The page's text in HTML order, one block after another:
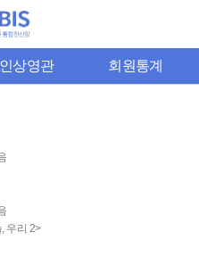
상영관 회원통계
우리 2>